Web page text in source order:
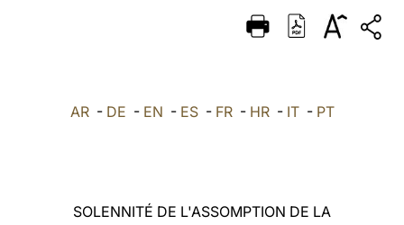
ITALIANO
AR- DE - EN - ES- FR- HR- IT- PT
SOLENNITÉ DE L'ASSOMPTION DE LA